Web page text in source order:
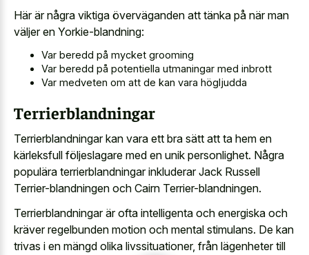
Här är några viktiga överväganden att tänka på när man
väljer en Yorkie-blandning:
Var beredd på mycket grooming
Var beredd på potentiella utmaningar med inbrott
Var medveten om att de kan vara högljudda
Terrierblandningar
Terrierblandningar kan vara ett bra sätt att ta hem en
kärleksfull följeslagare med en unik personlighet. Några
populära terrierblandningar inkluderar Jack Russell
Terrier-blandningen och Cairn Terrier-blandningen.
Terrierblandningar är ofta intelligenta och energiska och
kräver regelbunden motion och mental stimulans. De kan
trivas i en mängd olika livssituationer, från lägenheter till